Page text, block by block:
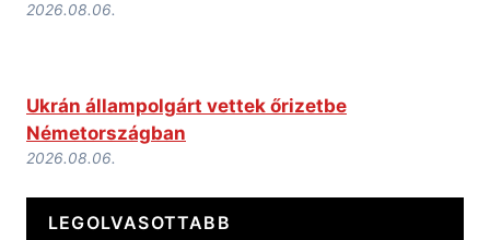
2026.08.06.
Ukrán állampolgárt vettek őrizetbe
Németországban
2026.08.06.
LEGOLVASOTTABB